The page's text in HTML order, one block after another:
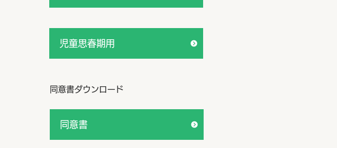
児童思春期用
同意書ダウンロード
同意書